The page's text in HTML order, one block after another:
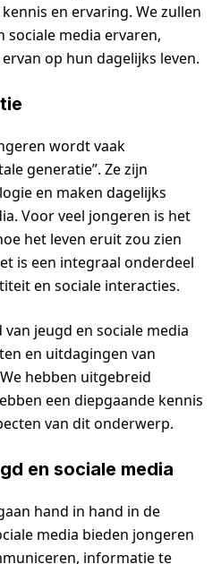
en ervaring. We zullen
sociale media ervaren,
op hun dagelijks leven.
wordt vaak
generatie”. Ze zijn
en maken dagelijks
Voor veel jongeren is het
het leven eruit zou zien
is een integraal onderdeel
en sociale interacties.
jeugd en sociale media
en uitdagingen van
hebben uitgebreid
een diepgaande kennis
van dit onderwerp.
en sociale media
hand in hand in de
media bieden jongeren
informatie te